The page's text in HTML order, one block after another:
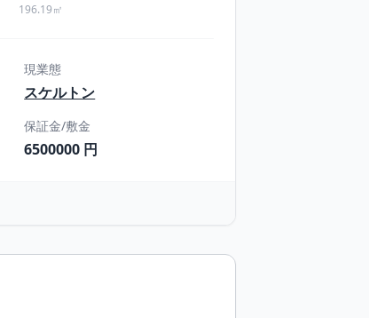
196.19㎡
現業態
スケルトン
保証金/敷金
6500000 円